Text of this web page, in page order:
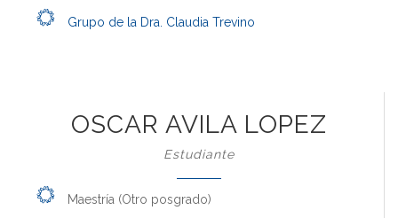
Grupo de la Dra. Claudia Trevino
OSCAR AVILA LOPEZ
Estudiante
Maestría (Otro posgrado)